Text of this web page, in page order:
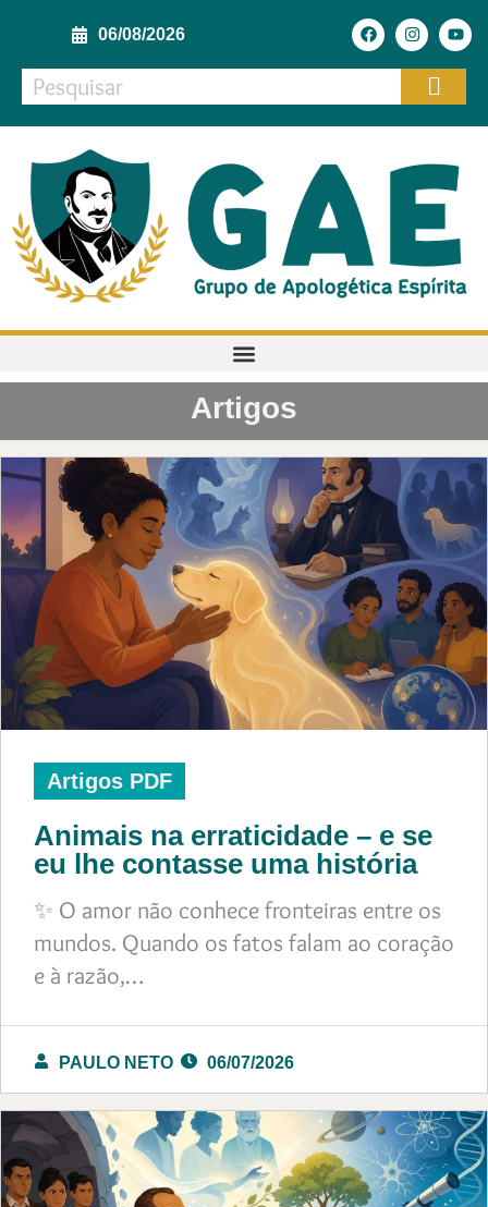
06/08/2026
Artigos
Artigos PDF
Animais na erraticidade – e se
eu lhe contasse uma história
✨ O amor não conhece fronteiras entre os
mundos. Quando os fatos falam ao coração
e à razão,…
PAULO NETO 06/07/2026